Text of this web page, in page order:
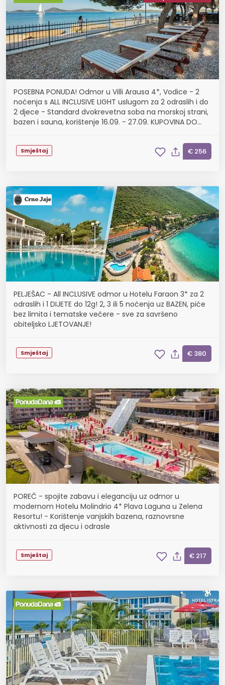
POSEBNA PONUDA! Odmor u Villi Arausa 4*, Vodice - 2
noćenja s ALL INCLUSIVE LIGHT uslugom za 2 odraslih i do
2 djece - Standard dvokrevetna soba na morskoj strani,
bazen i sauna, korištenje 16.09. - 27.09. KUPOVINA DO
Smještaj € 256
PELJEŠAC - All INCLUSIVE odmor u Hotelu Faraon 3* za 2
odraslih i 1 DIJETE do 12g! 2, 3 ili 5 noćenja uz BAZEN, piće
bez limita i tematske večere - sve za savršeno
obiteljsko LJETOVANJE!
Smještaj € 380
POREČ - spojite zabavu i eleganciju uz odmor u
modernom Hotelu Molindrio 4* Plava Laguna u Zelena
Resortu! - Korištenje vanjskih bazena, raznovrsne
aktivnosti za djecu i odrasle
Smještaj € 217